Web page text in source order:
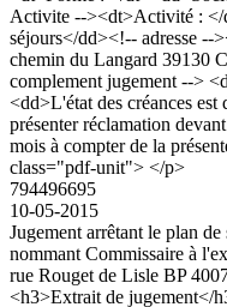
Activite --><dt>Activité : </
séjours</dd><!-- adresse --
chemin du Langard 39130
complement jugement -->
<dd>L'état des créances est
présenter réclamation
mois à compter de la
class="pdf-unit"> </p>
794496695
10-05-2015
Jugement arrêtant le plan
nommant Commissaire à
rue Rouget de Lisle BP
<h3>Extrait de jugement</